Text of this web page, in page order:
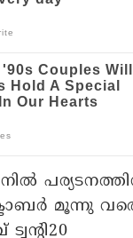
മൂന്നു